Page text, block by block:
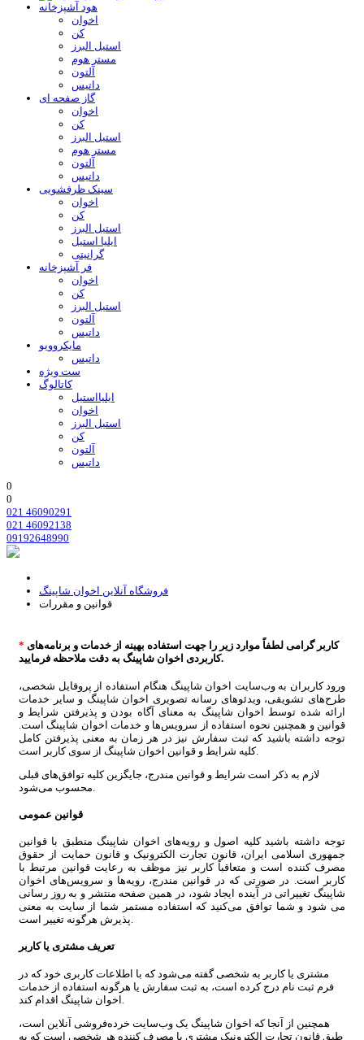
هود آشپزخانه
اخوان
کن
استیل البرز
مستر هوم
آلتون
داتیس
گاز صفحه ای
اخوان
کن
استیل البرز
مستر هوم
آلتون
داتیس
سینک ظرفشویی
اخوان
کن
استیل البرز
ایلیا استیل
گرانیتی
فر آشپزخانه
اخوان
کن
استیل البرز
آلتون
داتیس
مایکروویو
داتیس
ست ویژه
کاتالوگ
ایلیااستیل
اخوان
استیل البرز
کن
آلتون
داتیس
0
0
021 46090291
021 46092138
09192648990
فروشگاه آنلاین اخوان شاپینگ
قوانین و مقررات
*
کاربردی اخوان شاپینگ به دقت ملاحظه فرمایید.
ورود کاربران به وب‏‌سایت اخوان شاپینگ هنگام استفاده از پروفایل شخصی،
طرح‏‌های تشویقی، ویدئوهای رسانه تصویری اخوان شاپینگ و سایر خدمات
ارائه شده توسط اخوان شاپینگ به معنای آگاه بودن و پذیرفتن شرایط و
قوانین و همچنین نحوه استفاده از سرویس‌‏ها و خدمات اخوان شاپینگ است.
توجه داشته باشید که ثبت سفارش نیز در هر زمان به معنی پذیرفتن کامل
کلیه شرایط و قوانین اخوان شاپینگ از سوی کاربر است.
لازم به ذکر است شرایط و قوانین مندرج، جایگزین کلیه توافق‏‌های قبلی
قوانین عمومی
توجه داشته باشید کلیه اصول و رویه‏‌های اخوان شاپینگ منطبق با قوانین
جمهوری اسلامی ایران، قانون تجارت الکترونیک و قانون حمایت از حقوق
مصرف کننده است و متعاقباً کاربر نیز موظف به رعایت قوانین مرتبط با
کاربر است. در صورتی که در قوانین مندرج، رویه‏‌ها و سرویس‏‌های اخوان
شاپینگ تغییراتی در آینده ایجاد شود، در همین صفحه منتشر و به روز رسانی
می شود و شما توافق می‏‌کنید که استفاده مستمر شما از سایت به معنی
پذیرش هرگونه تغییر است.
تعریف مشتری یا کاربر
مشتری یا کاربر به شخصی گفته می‌شود که با اطلاعات کاربری خود که در
فرم ثبت نام درج کرده است، به ثبت سفارش یا هرگونه استفاده از خدمات
همچنین از آنجا که اخوان شاپینگ یک وب‌سایت خرده‌فروشی آنلاین است،
طبق قانون تجارت الکترونیک مشتری یا مصرف کننده هر شخصی است که به